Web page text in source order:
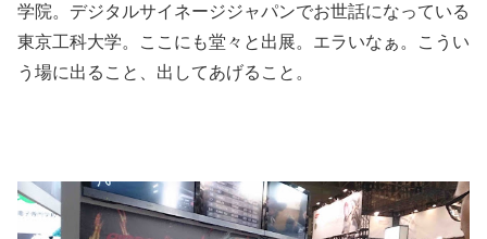
学院。デジタルサイネージジャパンでお世話になっている
東京工科大学。ここにも堂々と出展。エラいなぁ。こうい
う場に出ること、出してあげること。